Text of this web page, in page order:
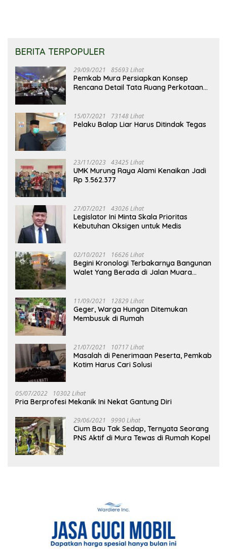
BERITA TERPOPULER
29/09/2021 85693 Lihat
Pemkab Mura Persiapkan Konsep
Rencana Detail Tata Ruang Perkotaan
15/07/2021 73148 Lihat
Pelaku Balap Liar Harus Ditindak Tegas
23/11/2023 43425 Lihat
UMK Murung Raya Alami Kenaikan Jadi
Rp 3.562.377
27/07/2021 43026 Lihat
Legislator Ini Minta Skala Prioritas
Kebutuhan Oksigen untuk Medis
02/10/2021 16626 Lihat
Begini Kronologi Terbakarnya Bangunan
Walet Yang Berada di Jalan Muara
11/09/2021 12829 Lihat
Geger, Warga Hungan Ditemukan
Membusuk di Rumah
21/07/2021 10717 Lihat
Masalah di Penerimaan Peserta, Pemkab
Kotim Harus Cari Solusi
05/07/2022 10302 Lihat
Pria Berprofesi Mekanik Ini Nekat Gantung Diri
29/06/2021 9990 Lihat
Cium Bau Tak Sedap, Ternyata Seorang
PNS Aktif di Mura Tewas di Rumah Kopel